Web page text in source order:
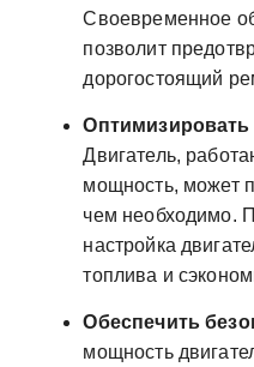
Своевременное
позволит
дорогостоящий
Оптимизировать
Двигатель,
мощность, может
чем необходимо.
настройка
топлива и
Обеспечить
мощность